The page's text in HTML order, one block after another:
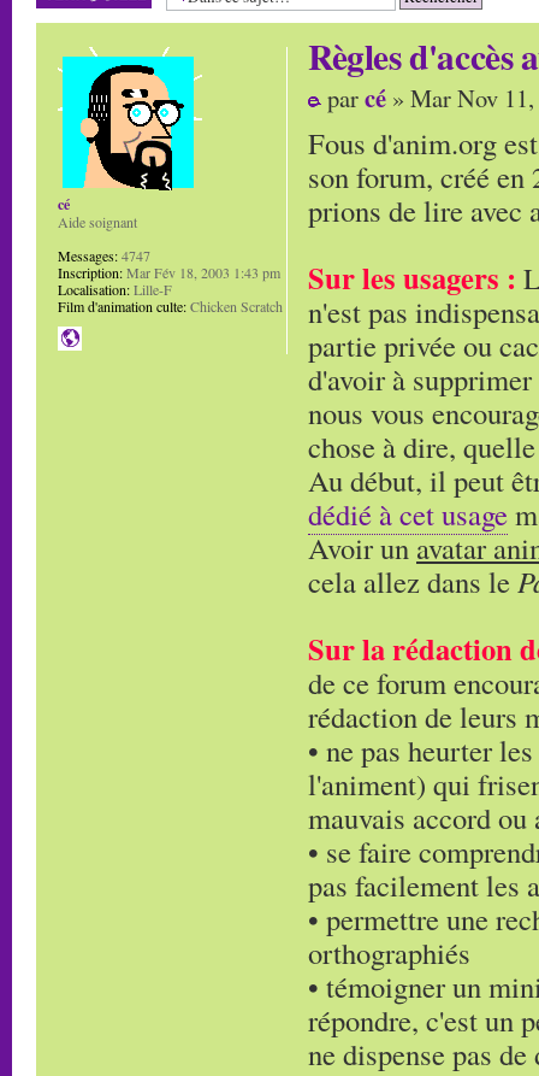
Règles
parcé » Mar Nov
Fous d'anim.org
son forum, créé en
prions de lire avec
Sur les usagers :
n'est pas
partie privée ou
d'avoir à
nous vous
chose à dire,
Au début, il peut
dédié à cet usage
Avoir unavatar
cela allez dans le
Sur la rédaction
de ce forum
rédaction de leurs
• ne pas heurter
l'animent) qui
mauvais accord
• se faire
pas facilement les
• permettre une
orthographiés
• témoigner un
répondre, c'est un
ne dispense pas
cé
Aide soignant
Messages:4747
Inscription:Mar Fév 18, 2003 1:43 pm
Localisation:Lille-F
Film d'animation culte:Chicken Scratch